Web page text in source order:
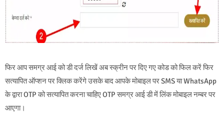
फिर आप समग्र आई को डी दर्ज लिखें अब स्क्रीन पर दिए गए कोड को फिल करें फिर
सत्यापित ऑप्शन पर क्लिक करेंगे उसके बाद आपके मोबाइल पर SMS या WhatsApp
के द्वारा OTP को सत्यापित करना चाहिए OTP समग्र आई डी में लिंक मोबाइल नम्बर पर
आएगा।